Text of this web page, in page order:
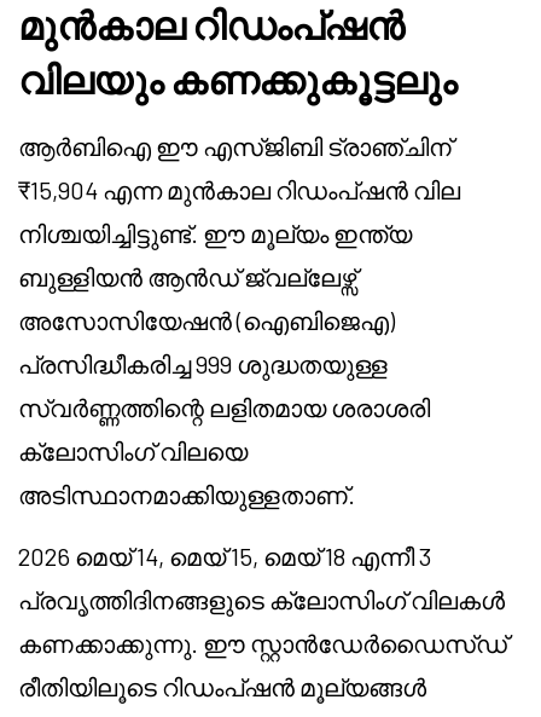
മുൻകാല റിഡംപ്ഷൻ
വിലയും കണക്കുകൂട്ടലും
ആർബിഐ ഈ എസ്‌ജിബി ട്രാഞ്ചിന്
₹15,904 എന്ന മുൻകാല റിഡംപ്ഷൻ വില
നിശ്ചയിച്ചിട്ടുണ്ട്. ഈ മൂല്യം ഇന്ത്യ
ബുള്ളിയൻ ആൻഡ് ജ്വല്ലേഴ്സ്
അസോസിയേഷൻ (ഐബിജെഎ)
പ്രസിദ്ധീകരിച്ച 999 ശുദ്ധതയുള്ള
സ്വർണ്ണത്തിന്റെ ലളിതമായ ശരാശരി
ക്ലോസിംഗ് വിലയെ
അടിസ്ഥാനമാക്കിയുള്ളതാണ്.
2026 മെയ് 14, മെയ് 15, മെയ് 18 എന്നീ 3
പ്രവൃത്തിദിനങ്ങളുടെ ക്ലോസിംഗ് വിലകൾ
കണക്കാക്കുന്നു. ഈ സ്റ്റാൻഡേർഡൈസ്ഡ്
രീതിയിലൂടെ റിഡംപ്ഷൻ മൂല്യങ്ങൾ